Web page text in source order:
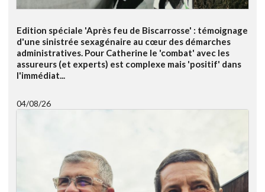
Edition spéciale 'Après feu de Biscarrosse' : témoignage
d'une sinistrée sexagénaire au cœur des démarches
administratives. Pour Catherine le 'combat' avec les
assureurs (et experts) est complexe mais 'positif' dans
l'immédiat...
04/08/26